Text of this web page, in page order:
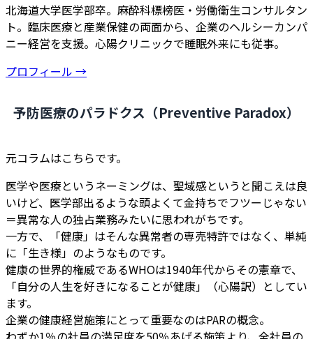
北海道大学医学部卒。麻酔科標榜医・労働衛生コンサルタン
ト。臨床医療と産業保健の両面から、企業のヘルシーカンパ
ニー経営を支援。心陽クリニックで睡眠外来にも従事。
プロフィール →
予防医療のパラドクス（Preventive Paradox）
元コラムはこちらです。
医学や医療というネーミングは、聖域感というと聞こえは良
いけど、医学部出るような頭よくて金持ちでフツーじゃない
＝異常な人の独占業務みたいに思われがちです。
一方で、「健康」はそんな異常者の専売特許ではなく、単純
に「生き様」のようなものです。
健康の世界的権威であるWHOは1940年代からその憲章で、
「自分の人生を好きになることが健康」（心陽訳）としてい
ます。
企業の健康経営施策にとって重要なのはPARの概念。